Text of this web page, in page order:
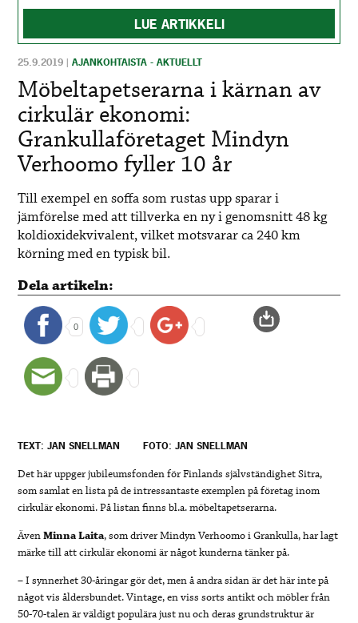
LUE ARTIKKELI
25.9.2019 |AJANKOHTAISTA - AKTUELLT
Möbeltapetserarna i kärnan av
cirkulär ekonomi:
Grankullaföretaget Mindyn
Verhoomo fyller 10 år
Till exempel en soffa som rustas upp sparar i
jämförelse med att tillverka en ny i genomsnitt 48 kg
koldioxidekvivalent, vilket motsvarar ca 240 km
körning med en typisk bil.
Dela artikeln:
0
TEXT: JAN SNELLMAN FOTO: JAN SNELLMAN
Det här uppger jubileumsfonden för Finlands självständighet Sitra,
som samlat en lista på de intressantaste exemplen på företag inom
cirkulär ekonomi. På listan finns bl.a. möbeltapetserarna.
ÄvenMinna Laita, som driver Mindyn Verhoomo i Grankulla, har lagt
märke till att cirkulär ekonomi är något kunderna tänker på.
– I synnerhet 30-åringar gör det, men å andra sidan är det här inte på
något vis åldersbundet. Vintage, en viss sorts antikt och möbler från
50-70-talen är väldigt populära just nu och deras grundstruktur är